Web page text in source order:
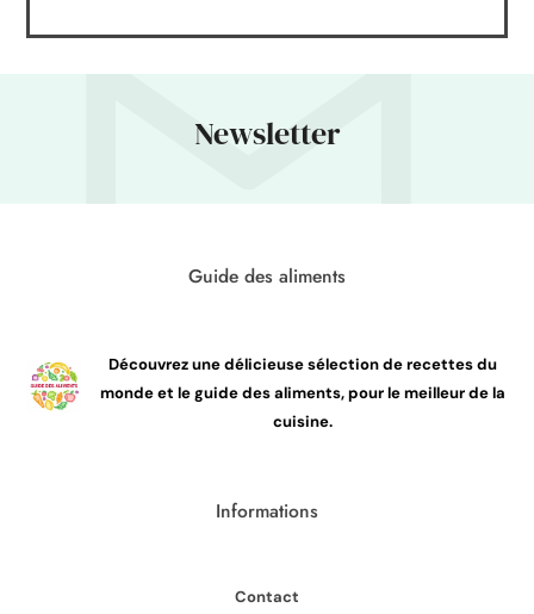
Newsletter
Guide des aliments
Découvrez une délicieuse sélection de recettes du
monde et le guide des aliments, pour le meilleur de la
cuisine.
Informations
Contact